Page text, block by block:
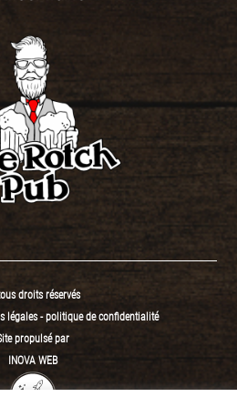
droits réservés
légales-politique de confidentialité
propulsé par
INOVA WEB